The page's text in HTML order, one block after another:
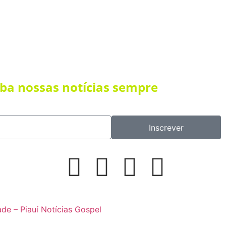
nossas notícias sempre
Inscrever
– Piauí Notícias Gospel